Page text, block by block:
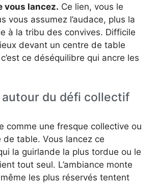
vous lancez. Ce lien, vous le
vous assumez l’audace, plus la
à la tribu des convives. Difficile
devant un centre de table
ce déséquilibre qui ancre les
autour du défi collectif
comme une fresque collective ou
de table. Vous lancez ce
la guirlande la plus tordue ou le
tout seul. L’ambiance monte
les plus réservés tentent